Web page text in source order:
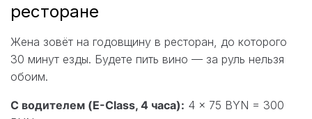
ресторане
Жена зовёт на годовщину в ресторан, до которого
30 минут езды. Будете пить вино — за руль нельзя
обоим.
С водителем (E-Class, 4 часа): 4 × 75 BYN = 300